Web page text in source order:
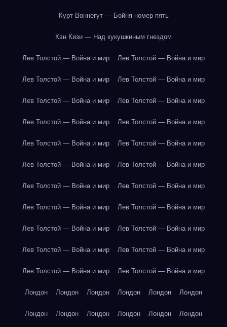
Курт Воннегут — Бойня номер пять
Кэн Кизи — Над кукушкиным гнездом
Лев Толстой — Война и мир Лев Толстой — Война и мир
Лев Толстой — Война и мир Лев Толстой — Война и мир
Лев Толстой — Война и мир Лев Толстой — Война и мир
Лев Толстой — Война и мир Лев Толстой — Война и мир
Лев Толстой — Война и мир Лев Толстой — Война и мир
Лев Толстой — Война и мир Лев Толстой — Война и мир
Лев Толстой — Война и мир Лев Толстой — Война и мир
Лев Толстой — Война и мир Лев Толстой — Война и мир
Лев Толстой — Война и мир Лев Толстой — Война и мир
Лев Толстой — Война и мир Лев Толстой — Война и мир
Лев Толстой — Война и мир Лев Толстой — Война и мир
Лондон Лондон Лондон Лондон Лондон Лондон
Лондон Лондон Лондон Лондон Лондон Лондон